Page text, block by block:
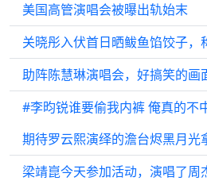
美国高管演唱会被曝出轨始末
关晓彤入伏首日晒鲅鱼馅饺子，